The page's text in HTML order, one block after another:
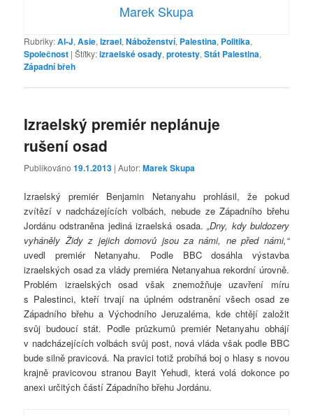
Marek Skupa
Rubriky:Al-J,Asie,Izrael,Náboženství, Palestina, Politika,
Společnost |Štítky:izraelské osady,protesty,Stát Palestina,
Západní břeh
Izraelský premiér neplánuje
rušení osad
Publikováno19.1.2013 | Autor:Marek Skupa
Izraelský premiér Benjamin Netanyahu prohlásil, že pokud
zvítězí v nadcházejících volbách, nebude ze Západního břehu
Jordánu odstraněna jediná izraelská osada.„Dny, kdy buldozery
vyháněly Židy z jejich domovů jsou za námi, ne před námi,“
uvedl premiér Netanyahu. Podle BBC dosáhla výstavba
izraelských osad za vlády premiéra Netanyahua rekordní úrovně.
Problém izraelských osad však znemožňuje uzavření míru
s Palestinci, kteří trvají na úplném odstranění všech osad ze
Západního břehu a Východního Jeruzaléma, kde chtějí založit
svůj budoucí stát. Podle průzkumů premiér Netanyahu obhájí
v nadcházejících volbách svůj post, nová vláda však podle BBC
bude silně pravicová. Na pravici totiž probíhá boj o hlasy s novou
krajně pravicovou stranou Bayit Yehudi, která volá dokonce po
anexi určitých částí Západního břehu Jordánu.